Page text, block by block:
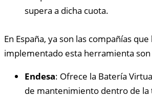
supera a dicha cuota.
En España, ya son las compañías que
implementado esta herramienta son
Endesa: Ofrece la Batería
de mantenimiento dentro de la